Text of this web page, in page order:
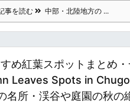
事を読む 中部・北陸地方の ...
め紅葉スポットまとめ
Leaves Spots in
名所・渓谷や庭園の秋の